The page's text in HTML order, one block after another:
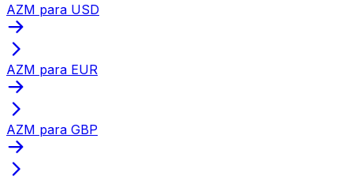
AZM para USD
AZM para EUR
AZM para GBP